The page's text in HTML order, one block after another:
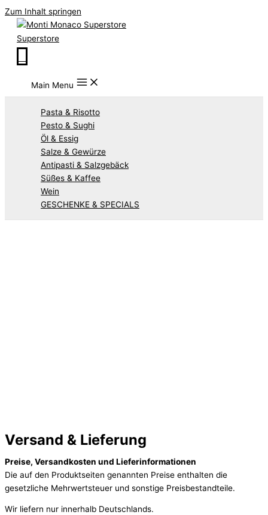
Zum Inhalt springen
Superstore
Main Menu
Pasta & Risotto
Pesto & Sughi
Öl & Essig
Salze & Gewürze
Antipasti & Salzgebäck
Süßes & Kaffee
Wein
GESCHENKE & SPECIALS
Versand & Lieferung
Preise, Versandkosten und Lieferinformationen
Die auf den Produktseiten genannten Preise enthalten die
gesetzliche Mehrwertsteuer und sonstige Preisbestandteile.
Wir liefern nur innerhalb Deutschlands.